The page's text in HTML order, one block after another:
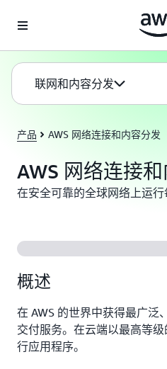
联网和内容分发
产品 AWS 网络连接和内容分发
AWS 网络连接
在安全可靠的全球网络上运
概述
在 AWS 的世界中获得最广泛
交付服务。在云端以最高等
行应用程序。